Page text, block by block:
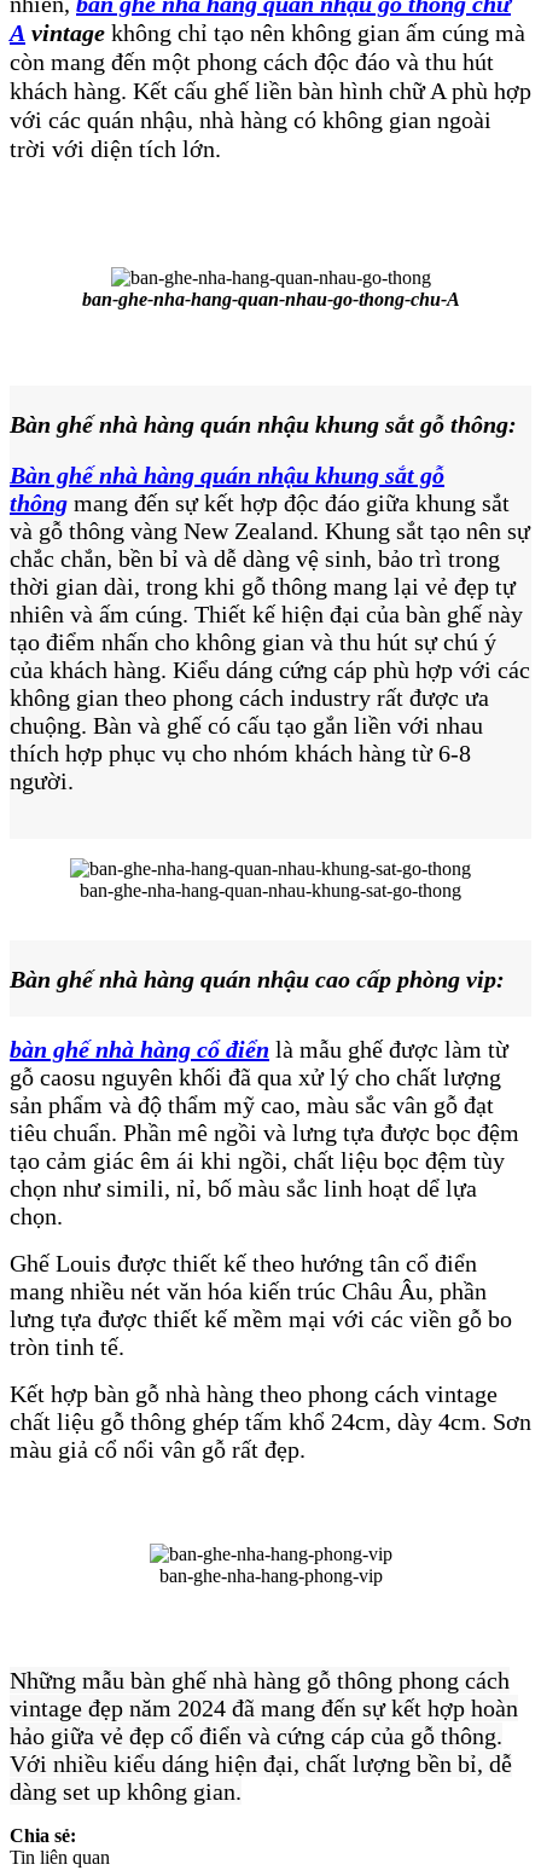
A vintage không chỉ tạo nên không gian ấm cúng mà
còn mang đến một phong cách độc đáo và thu hút
khách hàng. Kết cấu ghế liền bàn hình chữ A phù hợp
với các quán nhậu, nhà hàng có không gian ngoài
trời với diện tích lớn.
ban-ghe-nha-hang-quan-nhau-go-thong-chu-A
Bàn ghế nhà hàng quán nhậu khung sắt gỗ thông:
Bàn ghế nhà hàng quán nhậu khung sắt gỗ
thông mang đến sự kết hợp độc đáo giữa khung sắt
và gỗ thông vàng New Zealand. Khung sắt tạo nên sự
chắc chắn, bền bỉ và dễ dàng vệ sinh, bảo trì trong
thời gian dài, trong khi gỗ thông mang lại vẻ đẹp tự
nhiên và ấm cúng. Thiết kế hiện đại của bàn ghế này
tạo điểm nhấn cho không gian và thu hút sự chú ý
của khách hàng. Kiểu dáng cứng cáp phù hợp với các
không gian theo phong cách industry rất được ưa
chuộng. Bàn và ghế có cấu tạo gắn liền với nhau
thích hợp phục vụ cho nhóm khách hàng từ 6-8
người.
ban-ghe-nha-hang-quan-nhau-khung-sat-go-thong
Bàn ghế nhà hàng quán nhậu cao cấp phòng vip:
bàn ghế nhà hàng cổ điển là mẫu ghế được làm từ
gỗ caosu nguyên khối đã qua xử lý cho chất lượng
sản phẩm và độ thẩm mỹ cao, màu sắc vân gỗ đạt
tiêu chuẩn. Phần mê ngồi và lưng tựa được bọc đệm
tạo cảm giác êm ái khi ngồi, chất liệu bọc đệm tùy
chọn như simili, nỉ, bố màu sắc linh hoạt dể lựa
chọn.
Ghế Louis được thiết kế theo hướng tân cổ điển
mang nhiều nét văn hóa kiến trúc Châu Âu, phần
lưng tựa được thiết kế mềm mại với các viền gỗ bo
tròn tinh tế.
Kết hợp bàn gỗ nhà hàng theo phong cách vintage
chất liệu gỗ thông ghép tấm khổ 24cm, dày 4cm. Sơn
màu giả cổ nổi vân gỗ rất đẹp.
ban-ghe-nha-hang-phong-vip
Những mẫu bàn ghế nhà hàng gỗ thông phong cách
vintage đẹp năm 2024 đã mang đến sự kết hợp hoàn
hảo giữa vẻ đẹp cổ điển và cứng cáp của gỗ thông.
Với nhiều kiểu dáng hiện đại, chất lượng bền bỉ, dễ
dàng set up không gian.
Chia sẻ:
Tin liên quan